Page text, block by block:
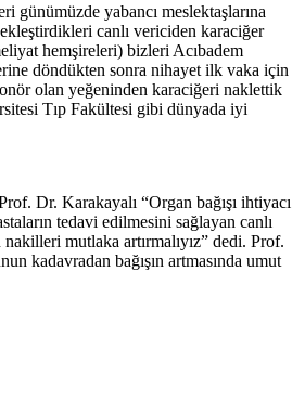
günümüzde yabancı meslektaşlarına
canlı vericiden karaciğer
hemşireleri) bizleri Acıbadem
döndükten sonra nihayet ilk vaka için
olan yeğeninden karaciğeri naklettik
Tıp Fakültesi gibi dünyada iyi
Dr. Karakayalı “Organ bağışı ihtiyacı
tedavi edilmesini sağlayan canlı
mutlaka artırmalıyız” dedi. Prof.
kadavradan bağışın artmasında umut